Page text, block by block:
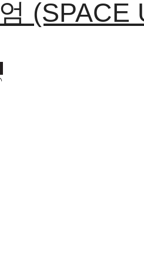
(SPACE